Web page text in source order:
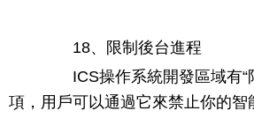
18、限制後台進程
ICS操作系統開發區域有“
項，用戶可以通過它來禁止你的智